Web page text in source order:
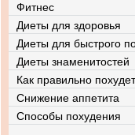
Фитнес
Диеты для здоровья
Диеты для быстрого
Диеты знаменитостей
Как правильно
Снижение аппетита
Способы похудения